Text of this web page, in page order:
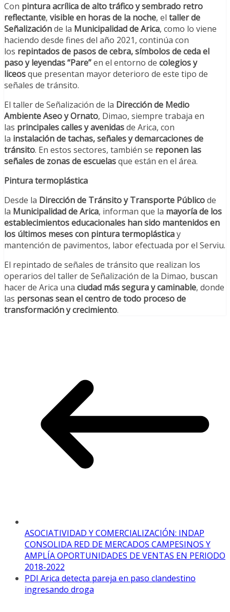
Con pintura acrílica de alto tráfico y sembrado retro
reflectante, visible en horas de la noche, el taller de
Señalizaciónde la Municipalidad de Arica, como lo viene
haciendo desde fines del año 2021, continúa con
los repintados de pasos de cebra, símbolos de ceda el
paso y leyendas “Pare”en el entorno de colegios y
liceosque presentan mayor deterioro de este tipo de
señales de tránsito.
El taller de Señalización de la Dirección de Medio
Ambiente Aseo y Ornato, Dimao, siempre trabaja en
las principales calles y avenidasde Arica, con
la instalación de tachas, señales y demarcaciones de
tránsito. En estos sectores, también se reponen las
señales de zonas de escuelasque están en el área.
Pintura termoplástica
Desde la Dirección de Tránsito y Transporte Públicode
la Municipalidad de Arica, informan que la mayoría de los
establecimientos educacionales han sido mantenidos en
los últimos meses con pintura termoplásticay
mantención de pavimentos, labor efectuada por el Serviu.
El repintado de señales de tránsito que realizan los
operarios del taller de Señalización de la Dimao, buscan
hacer de Arica una ciudad más segura y caminable, donde
las personas sean el centro de todo proceso de
transformación y crecimiento.
ASOCIATIVIDAD Y COMERCIALIZACIÓN: INDAP
CONSOLIDA RED DE MERCADOS CAMPESINOS Y
AMPLÍA OPORTUNIDADES DE VENTAS EN PERIODO
2018-2022
PDI Arica detecta pareja en paso clandestino
ingresando droga